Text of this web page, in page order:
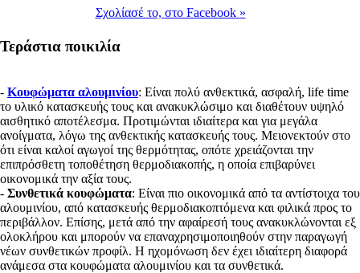
Σχολίασέ το, στο Facebook »
Τεράστια ποικιλία
- Κουφώματα αλουμινίου: Είναι πολύ ανθεκτικά, ασφαλή, life time
το υλικό κατασκευής τους και ανακυκλώσιμο και διαθέτουν υψηλό
αισθητικό αποτέλεσμα. Προτιμώνται ιδιαίτερα και για μεγάλα
ανοίγματα, λόγω της ανθεκτικής κατασκευής τους. Μειονεκτούν στο
ότι είναι καλοί αγωγοί της θερμότητας, οπότε χρειάζονται την
επιπρόσθετη τοποθέτηση θερμοδιακοπής, η οποία επιβαρύνει
οικονομικά την αξία τους.
- Συνθετικά κουφώματα: Είναι πιο οικονομικά από τα αντίστοιχα του
αλουμινίου, από κατασκευής θερμοδιακοπτόμενα και φιλικά προς το
περιβάλλον. Επίσης, μετά από την αφαίρεσή τους ανακυκλώνονται εξ
ολοκλήρου και μπορούν να επαναχρησιμοποιηθούν στην παραγωγή
νέων συνθετικών προφίλ. Η ηχομόνωση δεν έχει ιδιαίτερη διαφορά
ανάμεσα στα κουφώματα αλουμινίου και τα συνθετικά.